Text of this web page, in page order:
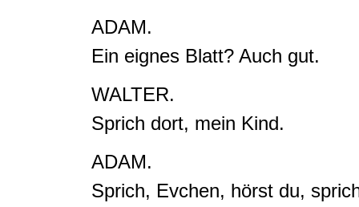
ADAM.
Ein eignes Blatt? Auch gut.
WALTER.
Sprich dort, mein Kind.
ADAM.
Sprich, Evchen, hörst du,